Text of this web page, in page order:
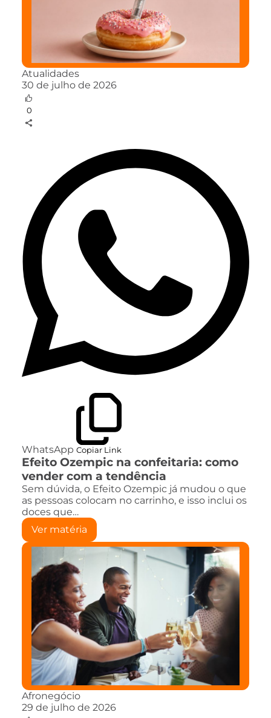
Atualidades
30 de julho de 2026
0
WhatsApp Copiar Link
Efeito Ozempic na confeitaria: como
vender com a tendência
Sem dúvida, o Efeito Ozempic já mudou o que
as pessoas colocam no carrinho, e isso inclui os
doces que…
Ver matéria
Afronegócio
29 de julho de 2026